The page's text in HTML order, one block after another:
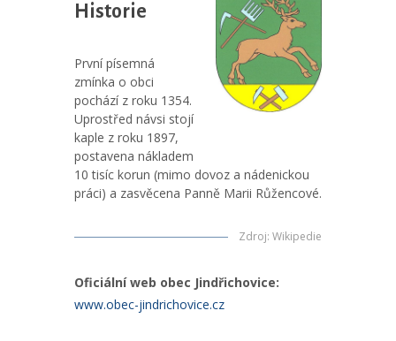
Historie
První písemná
zmínka o obci
pochází z roku 1354.
Uprostřed návsi stojí
kaple z roku 1897,
postavena nákladem
10 tisíc korun (mimo dovoz a nádenickou
práci) a zasvěcena Panně Marii Růžencové.
Zdroj: Wikipedie
Oficiální web obec Jindřichovice:
www.obec-jindrichovice.cz